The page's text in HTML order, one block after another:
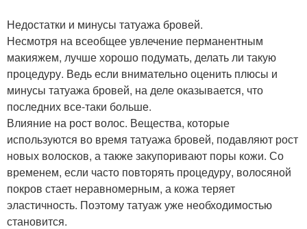
Недостатки и минусы татуажа бровей.
Несмотря на всеобщее увлечение перманентным
макияжем, лучше хорошо подумать, делать ли такую
процедуру. Ведь если внимательно оценить плюсы и
минусы татуажа бровей, на деле оказывается, что
последних все-таки больше.
Влияние на рост волос. Вещества, которые
используются во время татуажа бровей, подавляют рост
новых волосков, а также закупоривают поры кожи. Со
временем, если часто повторять процедуру, волосяной
покров стает неравномерным, а кожа теряет
эластичность. Поэтому татуаж уже необходимостью
становится.